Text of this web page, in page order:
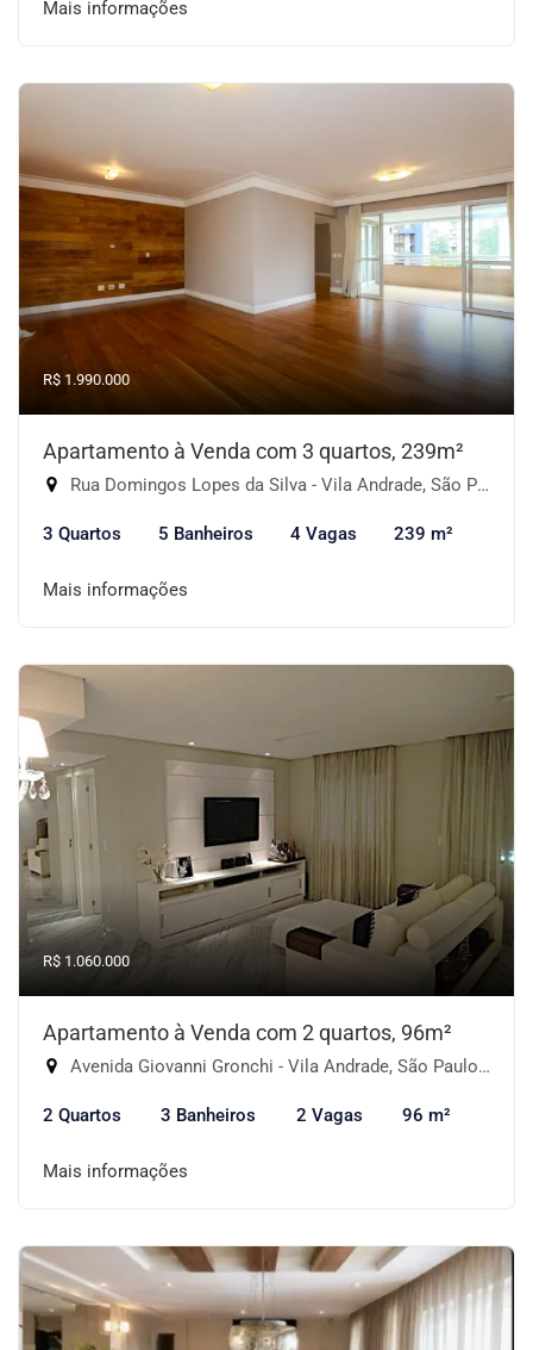
Mais informações
R$ 1.990.000
Apartamento à Venda com 3 quartos, 239m²
Rua Domingos Lopes da Silva - Vila Andrade, São Paulo-SP
3 Quartos 5 Banheiros 4 Vagas 239 m²
Mais informações
R$ 1.060.000
Apartamento à Venda com 2 quartos, 96m²
Avenida Giovanni Gronchi - Vila Andrade, São Paulo-SP
2 Quartos 3 Banheiros 2 Vagas 96 m²
Mais informações